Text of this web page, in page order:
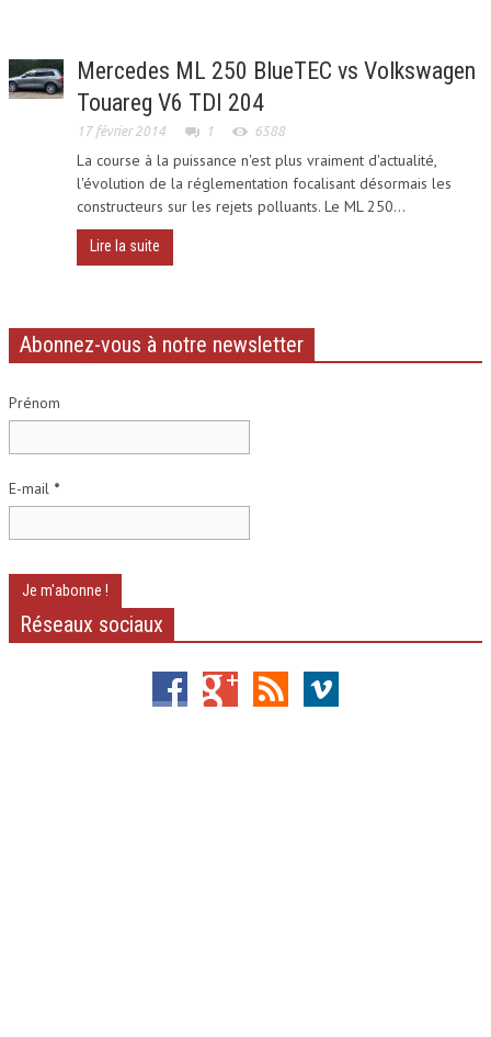
Mercedes ML 250 BlueTEC vs Volkswagen
Touareg V6 TDI 204
17 février 2014 1 6588
La course à la puissance n'est plus vraiment d'actualité,
l'évolution de la réglementation focalisant désormais les
constructeurs sur les rejets polluants. Le ML 250...
Lire la suite
Abonnez-vous à notre newsletter
Prénom
E-mail *
Réseaux sociaux